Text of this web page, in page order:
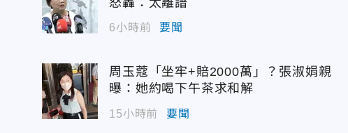
6小時前 要聞
周玉蔻「坐牢+賠2000萬」？張淑娟親
曝：她約喝下午茶求和解
15小時前 要聞